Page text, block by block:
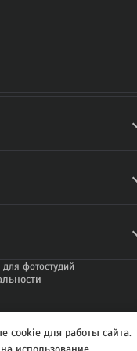
фотостудий
cookie для работы сайта.